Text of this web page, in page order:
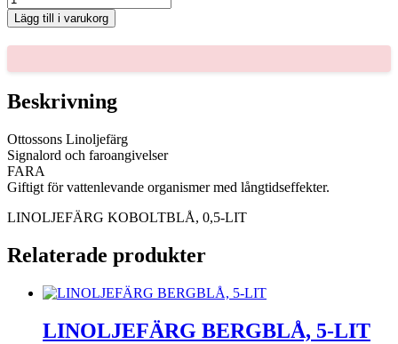
KOBOLTBLÅ,
0,5-
LIT
Lägg till i varukorg
Beskrivning
Ottossons Linoljefärg
Signalord och faroangivelser
FARA
Giftigt för vattenlevande organismer med långtidseffekter.
LINOLJEFÄRG KOBOLTBLÅ, 0,5-LIT
Relaterade produkter
LINOLJEFÄRG BERGBLÅ, 5-LIT